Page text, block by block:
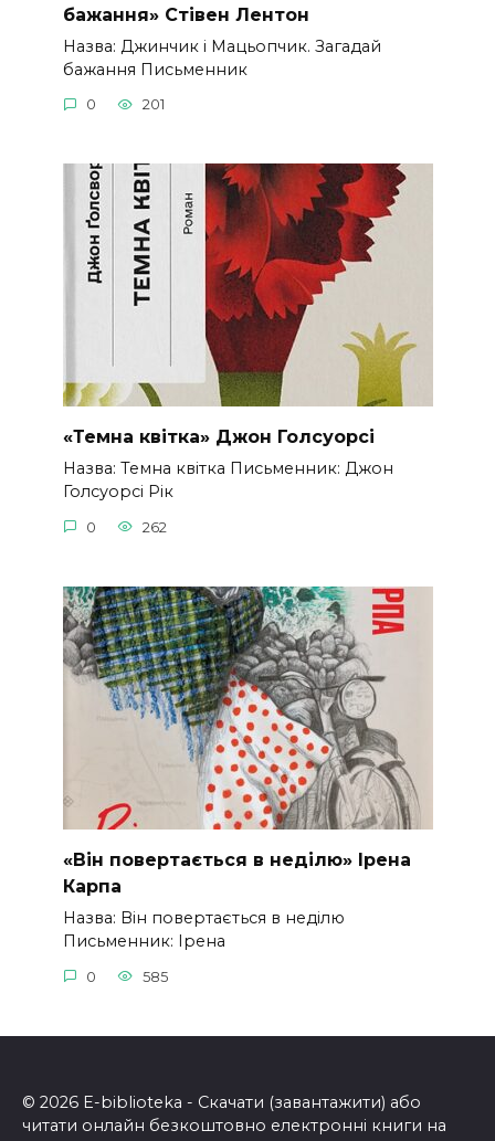
бажання» Стівен Лентон
Назва: Джинчик і Мацьопчик. Загадай
бажання Письменник
0 201
«Темна квітка» Джон Голсуорсі
Назва: Темна квітка Письменник: Джон
Голсуорсі Рік
0 262
«Він повертається в неділю» Ірена
Карпа
Назва: Він повертається в неділю
Письменник: Ірена
0 585
© 2026 E-biblioteka - Скачати (завантажити) або
читати онлайн безкоштовно електронні книги на